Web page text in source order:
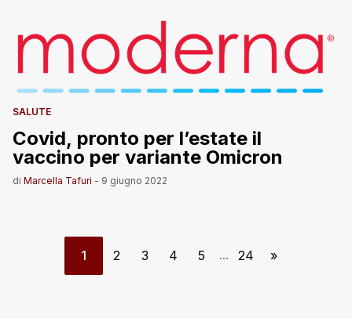
SALUTE
Covid, pronto per l’estate il
vaccino per variante Omicron
di Marcella Tafuri - 9 giugno 2022
1 2 3 4 5 ... 24 »